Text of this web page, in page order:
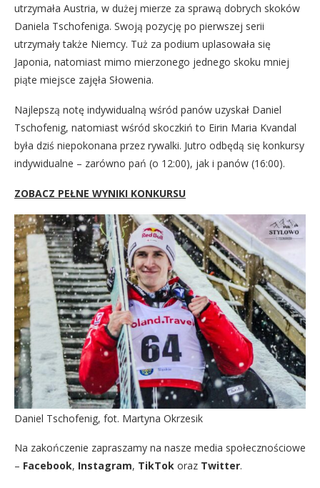
utrzymała Austria, w dużej mierze za sprawą dobrych skoków
Daniela Tschofeniga. Swoją pozycję po pierwszej serii
utrzymały także Niemcy. Tuż za podium uplasowała się
Japonia, natomiast mimo mierzonego jednego skoku mniej
piąte miejsce zajęła Słowenia.
Najlepszą notę indywidualną wśród panów uzyskał Daniel
Tschofenig, natomiast wśród skoczkiń to Eirin Maria Kvandal
była dziś niepokonana przez rywalki. Jutro odbędą się konkursy
indywidualne – zarówno pań (o 12:00), jak i panów (16:00).
ZOBACZ PEŁNE WYNIKI KONKURSU
Daniel Tschofenig, fot. Martyna Okrzesik
Na zakończenie zapraszamy na nasze media społecznościowe
– Facebook, Instagram, TikTok oraz Twitter.